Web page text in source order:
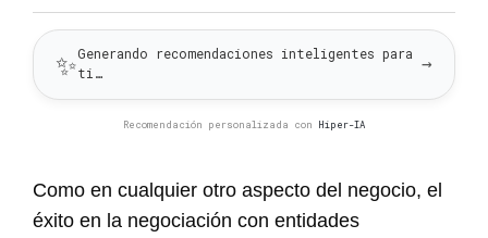
✨Generando recomendaciones inteligentes para
ti…
→
Recomendación personalizada con Hiper-IA
Como en cualquier otro aspecto del negocio, el
éxito en la negociación con entidades